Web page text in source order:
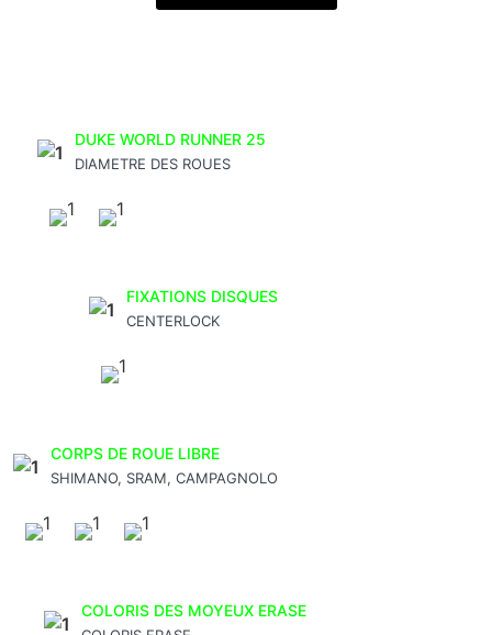
DUKE WORLD RUNNER 25
DIAMETRE DES ROUES
FIXATIONS DISQUES
CENTERLOCK
CORPS DE ROUE LIBRE
SHIMANO, SRAM, CAMPAGNOLO
COLORIS DES MOYEUX ERASE